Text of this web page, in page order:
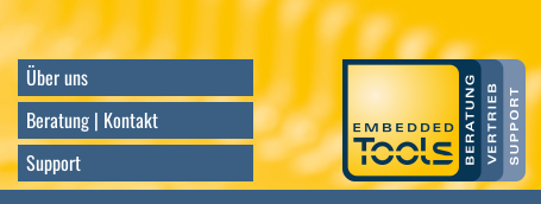
Direkt
InhaltÜber uns
Beratung | Kontakt
Support